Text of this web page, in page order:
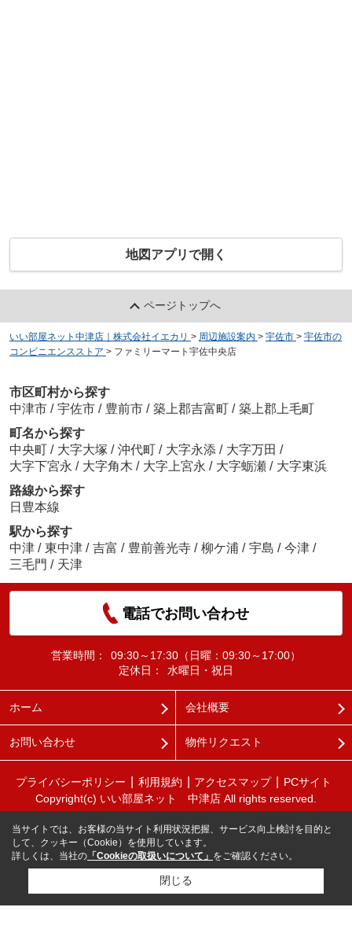
地図アプリで開く
ページトップへ
いい部屋ネット中津店｜株式会社イエカリ > 周辺施設案内 > 宇佐市 > 宇佐市の
コンビニエンスストア > ファミリーマート宇佐中央店
市区町村から探す
中津市 / 宇佐市 / 豊前市 / 築上郡吉富町 / 築上郡上毛町
町名から探す
中央町 / 大字大塚 / 沖代町 / 大字永添 / 大字万田 /
大字下宮永 / 大字角木 / 大字上宮永 / 大字蛎瀬 / 大字東浜
路線から探す
日豊本線
駅から探す
中津 / 東中津 / 吉富 / 豊前善光寺 / 柳ケ浦 / 宇島 / 今津 /
三毛門 / 天津
電話でお問い合わせ
営業時間：
09:30～17:30（日曜：09:30～17:00）
定休日：
水曜日・祝日
ホーム 会社概要
お問い合わせ 物件リクエスト
プライバシーポリシー 利用規約 アクセスマップ
PCサイト
Copyright(c) いい部屋ネット 中津店 All rights reserved.
当サイトでは、お客様の当サイト利用状況把握、サービス向上検討を目的と
して、クッキー（Cookie）を使用しています。
詳しくは、当社の 「Cookieの取扱いについて」 をご確認ください。
閉じる